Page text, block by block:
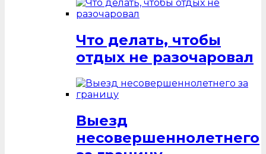
Что делать, чтобы
отдых не разочаровал
Выезд
несовершеннолетнего